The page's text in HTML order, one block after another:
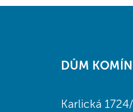
DŮM
Karlická